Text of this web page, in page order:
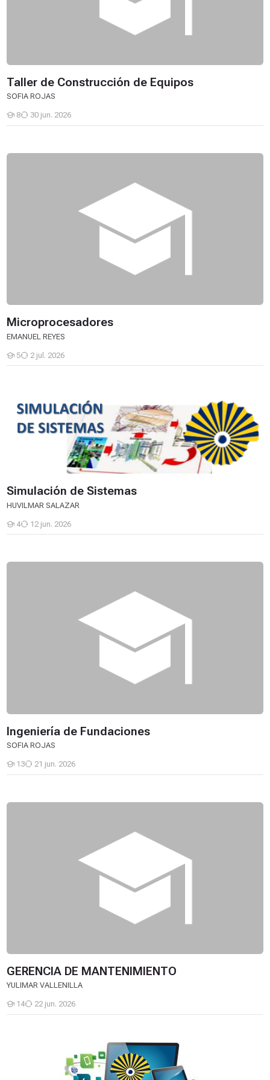
Taller de Construcción de Equipos
SOFIA ROJAS
8
Estudiantes
30 jun. 2026
Microprocesadores
EMANUEL REYES
5
Estudiantes
2 jul. 2026
Microprocesadores
Simulación de Sistemas
HUVILMAR SALAZAR
4
Estudiantes
12 jun. 2026
Simulación de Sistemas
Ingeniería de Fundaciones
SOFIA ROJAS
13
Estudiantes
21 jun. 2026
Ingeniería de Fundaciones
GERENCIA DE MANTENIMIENTO
YULIMAR VALLENILLA
14
Estudiantes
22 jun. 2026
GERENCIA DE MANTENIMIENTO